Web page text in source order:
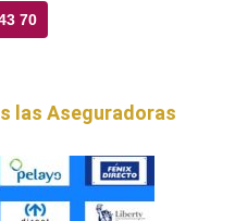
70
las Aseguradoras